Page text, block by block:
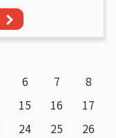
6 7
8
15 16
17
24 25
26